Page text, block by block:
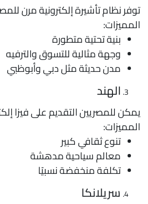
نظام تأشيرة إلكترونية مرن
بنية تحتية متطورة
وجهة مثالية للتسوق والترفيه
مدن حديثة مثل دبي وأبوظبي
الهند
للمصريين التقديم على فيزا
تنوع ثقافي كبير
معالم سياحية مدهشة
تكلفة منخفضة نسبيًا
سريلانكا